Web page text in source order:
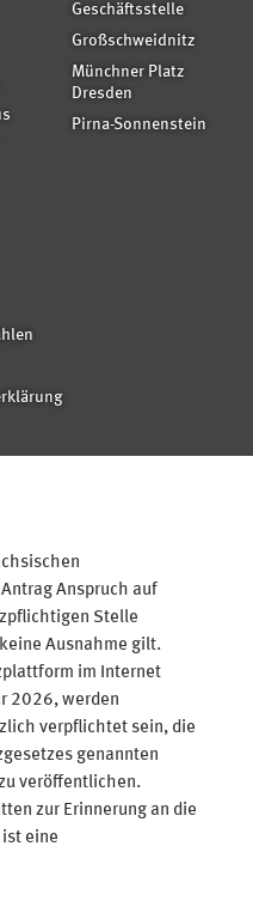
Geschäftsstelle
Großschweidnitz
Münchner Platz
Dresden
Pirna-Sonnenstein
Antrag Anspruch auf
Stelle
Ausnahme gilt.
im Internet
2026, werden
verpflichtet sein, die
genannten
veröffentlichen.
zur Erinnerung an die
eine